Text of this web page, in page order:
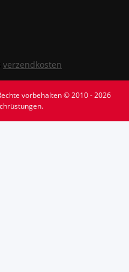
verzendkosten
vorbehalten © 2010 - 2026